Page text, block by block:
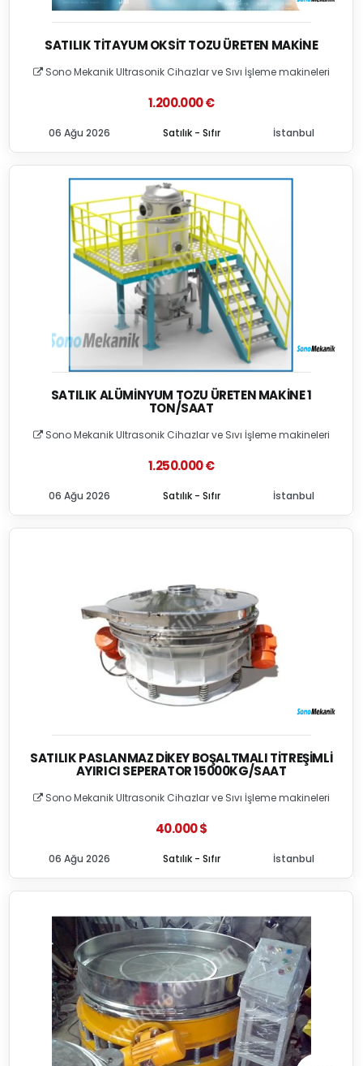
SATILIK TITAYUM OKSIT TOZU ÜRETEN MAKINE
Sono Mekanik Ultrasonik Cihazlar ve Sıvı İşleme makineleri
1.200.000 €
Satılık - Sıfır
06 Ağu 2026 İstanbul
SATILIK ALÜMINYUM TOZU ÜRETEN MAKINE 1
TON/SAAT
Sono Mekanik Ultrasonik Cihazlar ve Sıvı İşleme makineleri
1.250.000 €
Satılık - Sıfır
06 Ağu 2026 İstanbul
SATILIK PASLANMAZ DIKEY BOŞALTMALI TITREŞIMLI
AYIRICI SEPERATOR 15000KG/SAAT
Sono Mekanik Ultrasonik Cihazlar ve Sıvı İşleme makineleri
40.000 $
Satılık - Sıfır
06 Ağu 2026 İstanbul